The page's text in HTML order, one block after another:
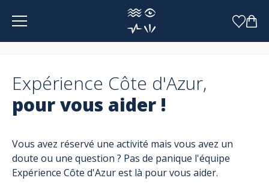
Panneau de gestion des cookies
Expérience Côte d'Azur,
pour vous aider !
Vous avez réservé une activité mais vous avez un
doute ou une question ? Pas de panique l'équipe
Expérience Côte d'Azur est là pour vous aider.